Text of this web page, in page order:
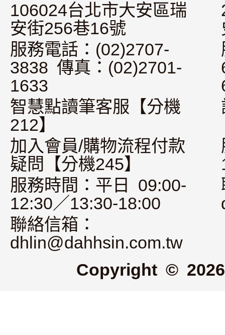
106024台北市大安區瑞
安街256巷16號
服務電話：(02)2707-
3838 傳真：(02)2701-
1633
智慧點讀筆客服【分機
212】
加入會員/購物流程付款
疑問【分機245】
服務時間：平日 09:00-
12:30／13:30-18:00
聯絡信箱：
dhlin@dahhsin.com.tw
Copyright ©